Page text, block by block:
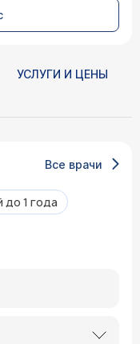
УСЛУГИ И ЦЕНЫ
Все врачи
1 года